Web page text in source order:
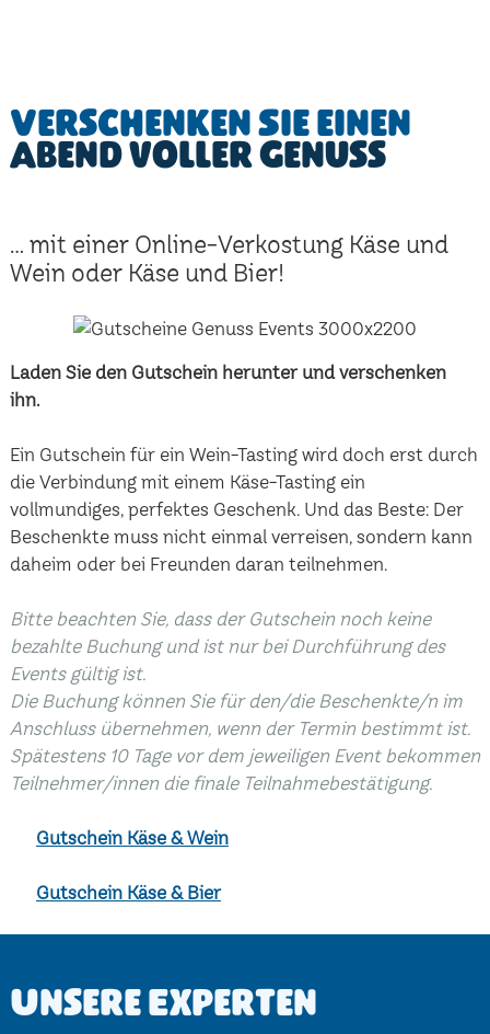
Verschenken Sie einen
Abend voller Genuss
... mit einer Online-Verkostung Käse und
Wein oder Käse und Bier!
Laden Sie den Gutschein herunter und verschenken
ihn.
Ein Gutschein für ein Wein-Tasting wird doch erst durch
die Verbindung mit einem Käse-Tasting ein
vollmundiges, perfektes Geschenk. Und das Beste: Der
Beschenkte muss nicht einmal verreisen, sondern kann
daheim oder bei Freunden daran teilnehmen.
Bitte beachten Sie, dass der Gutschein noch keine
bezahlte Buchung und ist nur bei Durchführung des
Events gültig ist.
Die Buchung können Sie für den/die Beschenkte/n im
Anschluss übernehmen, wenn der Termin bestimmt ist.
Spätestens 10 Tage vor dem jeweiligen Event bekommen
Teilnehmer/innen die finale Teilnahmebestätigung.
Gutschein Käse & Wein
Gutschein Käse & Bier
Unsere Experten